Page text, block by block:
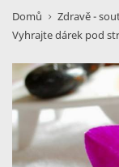
Domů
Zdravě -
Vyhrajte dárek pod